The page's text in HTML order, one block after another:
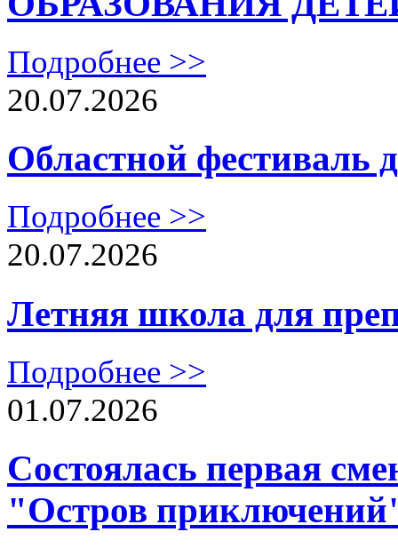
Подробнее >>
20.07.2026
Областной фестиваль
Подробнее >>
20.07.2026
Летняя школа для
Подробнее >>
01.07.2026
Состоялась первая
"Остров